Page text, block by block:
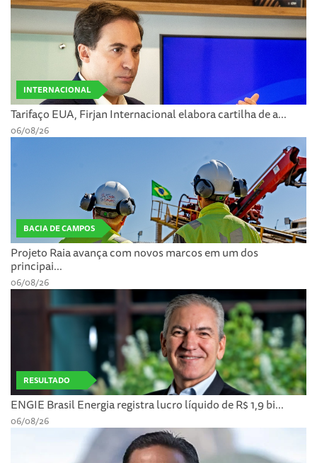
INTERNACIONAL
Tarifaço EUA, Firjan Internacional elabora cartilha de a...
06/08/26
BACIA DE CAMPOS
Projeto Raia avança com novos marcos em um dos
principai...
06/08/26
RESULTADO
ENGIE Brasil Energia registra lucro líquido de R$ 1,9 bi...
06/08/26